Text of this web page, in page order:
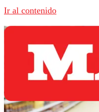
Ir al contenido